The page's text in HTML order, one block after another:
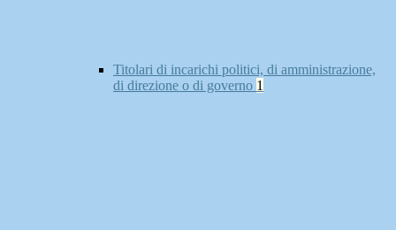
Titolari di incarichi politici, di amministrazione,
di direzione o di governo 1